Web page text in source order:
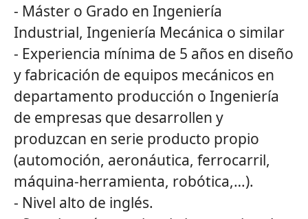
- Máster o Grado en Ingeniería
Industrial, Ingeniería Mecánica o similar
- Experiencia mínima de 5 años en diseño
y fabricación de equipos mecánicos en
departamento producción o Ingeniería
de empresas que desarrollen y
produzcan en serie producto propio
(automoción, aeronáutica, ferrocarril,
máquina-herramienta, robótica,…).
- Nivel alto de inglés.